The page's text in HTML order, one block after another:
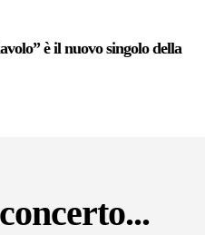
è il nuovo singolo della